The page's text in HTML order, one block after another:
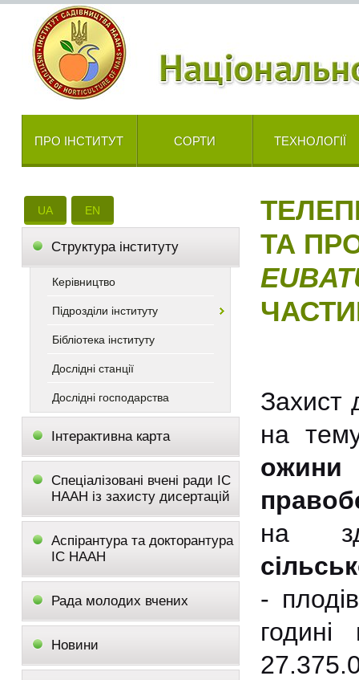
ПРО ІНСТИТУТ СОРТИ ТЕХНОЛОГІЇ
UA EN
Cтруктура інституту
Керівництво
Підрозділи інституту
Бібліотека інституту
Дослідні станції
Дослідні господарства
Інтерактивна карта
Спеціалізовані вчені ради ІС
НААН із захисту дисертацій
Аспірантура та докторантура
ІС НААН
Рада молодих вчених
Новини
ТА
Захист
на
на
-
годині